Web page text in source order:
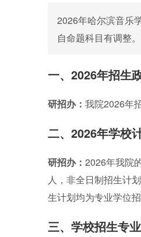
2026年哈尔滨音乐
自命题科目有调整
一、2026年招生
研招办： 我院2026年
二、2026年学校
研招办： 2026年我院
人，非全日制招生计
生计划均为专业学位招
三、学校招生专